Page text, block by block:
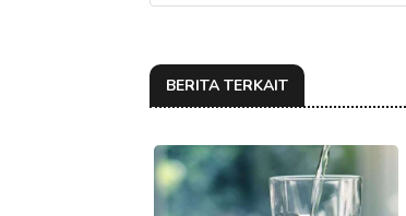
BERITA TERKAIT